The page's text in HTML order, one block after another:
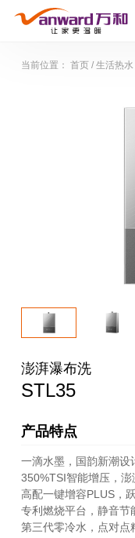
当前位置： 首页/ 生活热水
澎湃瀑布洗
STL35
产品特点
一滴水墨，国韵新潮设
350%TSI智能增压，
高配一键增容PLUS，
专利燃烧平台，静音节
第三代零冷水，点对点